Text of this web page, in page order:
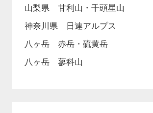
山梨県 甘利山・千頭星山
神奈川県 日連アルプス
八ヶ岳 赤岳・硫黄岳
八ヶ岳 蓼科山